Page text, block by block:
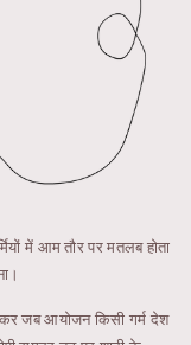
में आम तौर पर मतलब होता
जब आयोजन किसी गर्म देश